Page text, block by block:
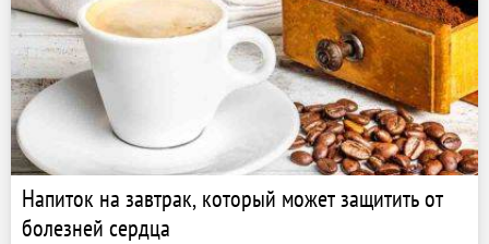
Напиток на завтрак, который может защитить от
болезней сердца